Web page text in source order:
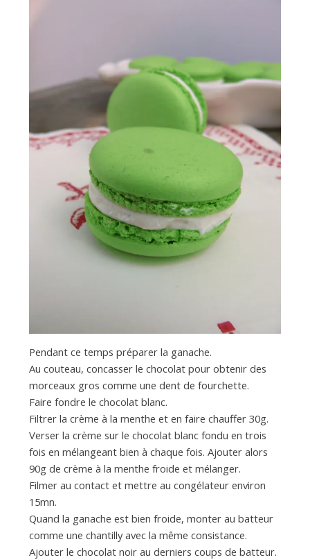
Pendant ce temps préparer la ganache.
Au couteau, concasser le chocolat pour obtenir des
morceaux gros comme une dent de fourchette.
Faire fondre le chocolat blanc.
Filtrer la crème à la menthe et en faire chauffer 30g.
Verser la crème sur le chocolat blanc fondu en trois
fois en mélangeant bien à chaque fois. Ajouter alors
90g de crème à la menthe froide et mélanger.
Filmer au contact et mettre au congélateur environ
15mn.
Quand la ganache est bien froide, monter au batteur
comme une chantilly avec la même consistance.
Ajouter le chocolat noir au derniers coups de batteur.